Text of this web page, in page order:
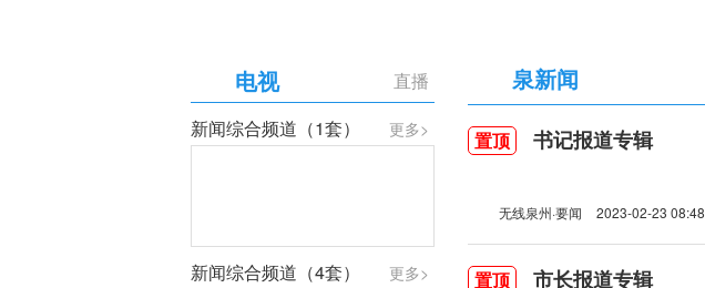
直播
电视
更多>
新闻综合频道（1套）
更多>
新闻综合频道（4套）
泉新闻
置顶 书记报道专辑
无线泉州·要闻 2023-02-23 08:48
置顶 市长报道专辑